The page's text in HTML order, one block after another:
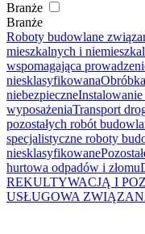
Branże
Branże
Roboty budowlane
mieszkalnych i
wspomagająca
niesklasyfikowana
niebezpieczneInstalowanie
wyposażeniaTransport
pozostałych robót
specjalistyczne roboty
niesklasyfikowane
hurtowa odpadów i złomu
REKULTYWACJĄ I
USŁUGOWA